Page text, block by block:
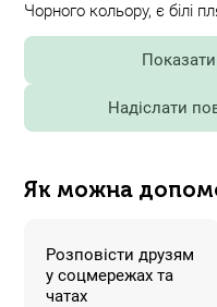
Чорного кольору, є білі
Надіслати
Як можна
Розповісти друзям
у соцмережах та
чатах